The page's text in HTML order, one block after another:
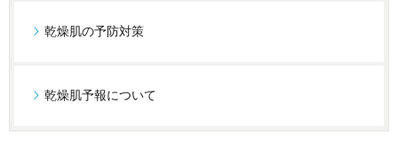
乾燥肌の予防対策
乾燥肌予報について